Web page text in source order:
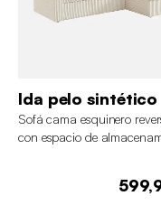
Ida pelo sintético
Sofá cama esquinero
con espacio de